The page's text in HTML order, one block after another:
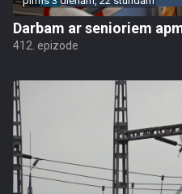
Darbam ar senioriem
412. epizode